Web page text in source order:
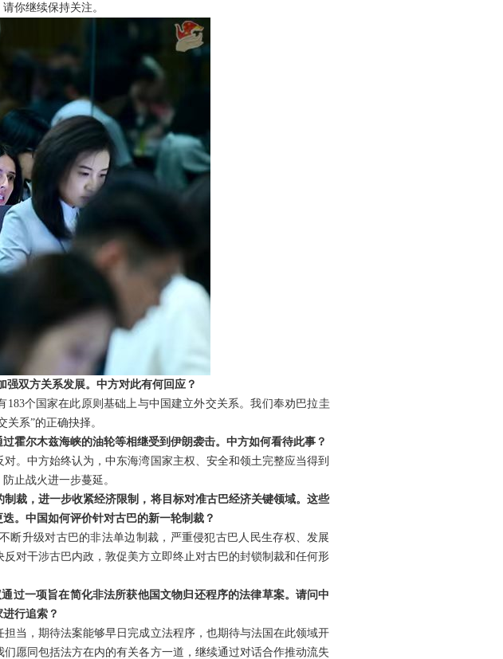
你继续保持关注。
强双方关系发展。中方对此有何回应？
个国家在此原则基础上与中国建立外交关系。我们奉劝巴拉圭
系”的正确抉择。
霍尔木兹海峡的油轮等相继受到伊朗袭击。中方如何看待此事？
。中方始终认为，中东海湾国家主权、安全和领土完整应当得到
止战火进一步蔓延。
裁，进一步收紧经济限制，将目标对准古巴经济关键领域。这些
。中国如何评价针对古巴的新一轮制裁？
断升级对古巴的非法单边制裁，严重侵犯古巴人民生存权、发展
对干涉古巴内政，敦促美方立即终止对古巴的封锁制裁和任何形
过一项旨在简化非法所获他国文物归还程序的法律草案。请问中
行追索？
当，期待法案能够早日完成立法程序，也期待与法国在此领域开
愿同包括法方在内的有关各方一道，继续通过对话合作推动流失